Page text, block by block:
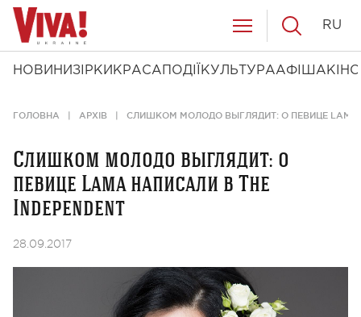
НОВИНИ ЗІРКИ КРАСА ПОДІЇ КУЛЬТУРААФІША КІНО
RU
ГОЛОВНА АРХІВ СЛИШКОМ МОЛОДО ВЫГЛЯДИТ: О ПЕВИЦЕ LAMA
Слишком молодо выглядит: о
певице Lama написали в The
Independent
28.09.2017